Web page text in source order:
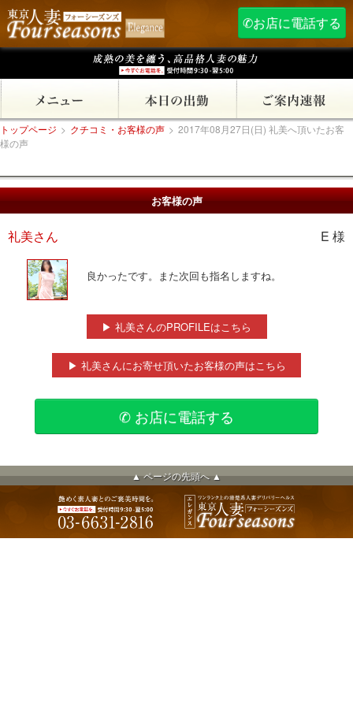
✆お店に電話する
トップページ > クチコミ・お客様の声 > 2017年08月27日(日) 礼美へ頂いたお客
様の声
お客様の声
礼美さん E 様
良かったです。また次回も指名しますね。
▶ 礼美さんのPROFILEはこちら
▶ 礼美さんにお寄せ頂いたお客様の声はこちら
✆ お店に電話する
▲ ページの先頭へ ▲